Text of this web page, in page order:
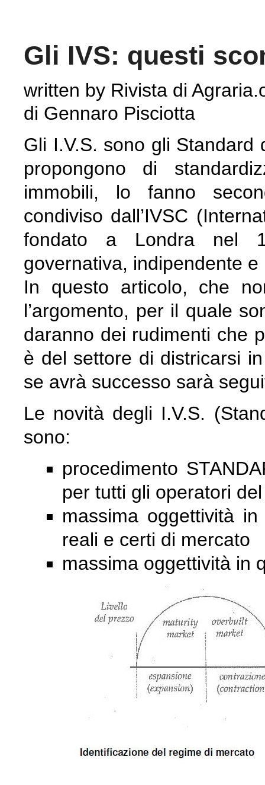
Gli IVS: questi
written by Rivista di
di Gennaro Pisciotta
Gli I.V.S. sono gli Standard
propongono di
immobili, lo fanno
condiviso dall’IVSC
fondato a Londra nel
governativa, indipendente
In questo articolo, che
l’argomento, per il quale
daranno dei rudimenti che
è del settore di districarsi
se avrà successo sarà
Le novità degli I.V.S.
sono:
procedimento
per tutti gli operatori
massima oggettività
reali e certi di mercato
massima oggettività in